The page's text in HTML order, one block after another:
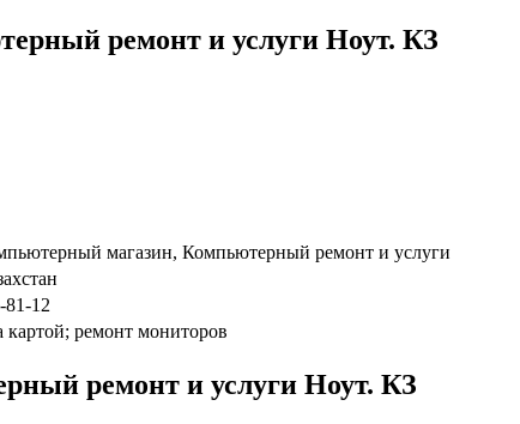
ремонт и услуги Ноут. КЗ
магазин, Компьютерный ремонт и услуги
81-12
картой; ремонт мониторов
ремонт и услуги Ноут. КЗ